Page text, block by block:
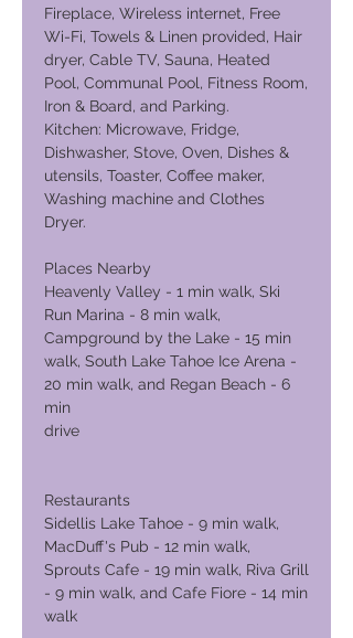
Fireplace, Wireless internet, Free
Wi-Fi, Towels & Linen provided, Hair
dryer, Cable TV, Sauna, Heated
Pool, Communal Pool, Fitness Room,
Iron & Board, and Parking.
Kitchen: Microwave, Fridge,
Dishwasher, Stove, Oven, Dishes &
utensils, Toaster, Coffee maker,
Washing machine and Clothes
Dryer.
Places Nearby
Heavenly Valley - 1 min walk, Ski
Run Marina - 8 min walk,
Campground by the Lake - 15 min
walk, South Lake Tahoe Ice Arena -
20 min walk, and Regan Beach - 6
min
drive
Restaurants
Sidellis Lake Tahoe - 9 min walk,
MacDuff's Pub - 12 min walk,
Sprouts Cafe - 19 min walk, Riva Grill
- 9 min walk, and Cafe Fiore - 14 min
walk